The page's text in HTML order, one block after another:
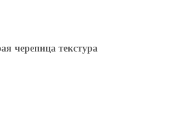
черепица текстура